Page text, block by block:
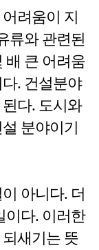
려움이 지
류와 관련된
배 큰 어려움
. 건설분야
다. 도시와
분야이기
아니다. 더
이다. 이러한
새기는 뜻